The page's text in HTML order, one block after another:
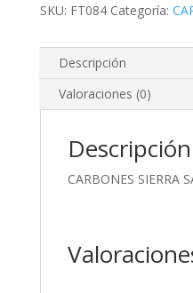
SKU: FT084 Categoría:
Descripción
Valoraciones (0)
Descripción
CARBONES SIERRA